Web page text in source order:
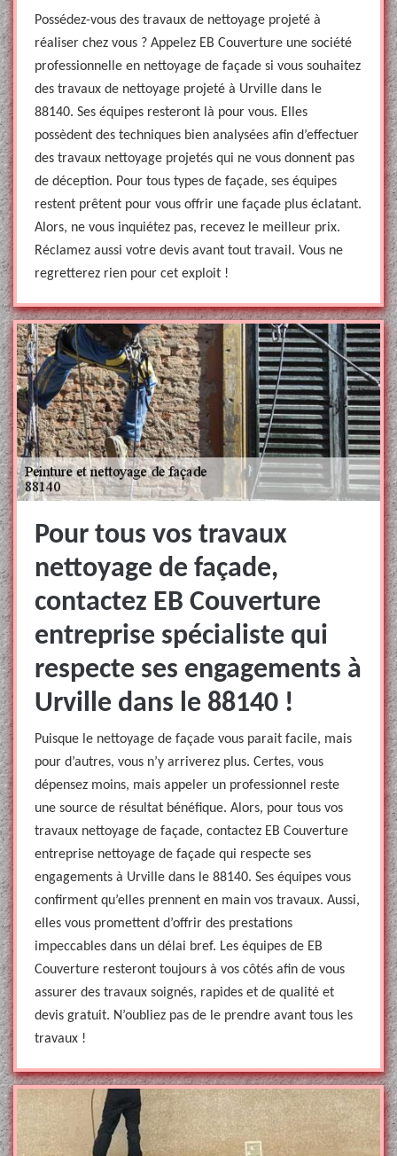
Possédez-vous des travaux de nettoyage projeté à
réaliser chez vous ? Appelez EB Couverture une société
professionnelle en nettoyage de façade si vous souhaitez
des travaux de nettoyage projeté à Urville dans le
88140. Ses équipes resteront là pour vous. Elles
possèdent des techniques bien analysées afin d’effectuer
des travaux nettoyage projetés qui ne vous donnent pas
de déception. Pour tous types de façade, ses équipes
restent prêtent pour vous offrir une façade plus éclatant.
Alors, ne vous inquiétez pas, recevez le meilleur prix.
Réclamez aussi votre devis avant tout travail. Vous ne
regretterez rien pour cet exploit !
Pour tous vos travaux
nettoyage de façade,
contactez EB Couverture
entreprise spécialiste qui
respecte ses engagements à
Urville dans le 88140 !
Puisque le nettoyage de façade vous parait facile, mais
pour d’autres, vous n’y arriverez plus. Certes, vous
dépensez moins, mais appeler un professionnel reste
une source de résultat bénéfique. Alors, pour tous vos
travaux nettoyage de façade, contactez EB Couverture
entreprise nettoyage de façade qui respecte ses
engagements à Urville dans le 88140. Ses équipes vous
confirment qu’elles prennent en main vos travaux. Aussi,
elles vous promettent d’offrir des prestations
impeccables dans un délai bref. Les équipes de EB
Couverture resteront toujours à vos côtés afin de vous
assurer des travaux soignés, rapides et de qualité et
devis gratuit. N’oubliez pas de le prendre avant tous les
travaux !